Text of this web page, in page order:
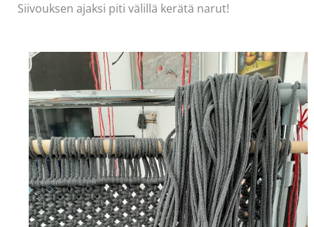
Siivouksen ajaksi piti välillä kerätä narut!